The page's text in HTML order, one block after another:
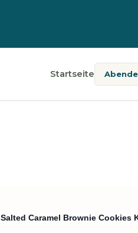
Startseite
Salted Caramel Brownie Cookies